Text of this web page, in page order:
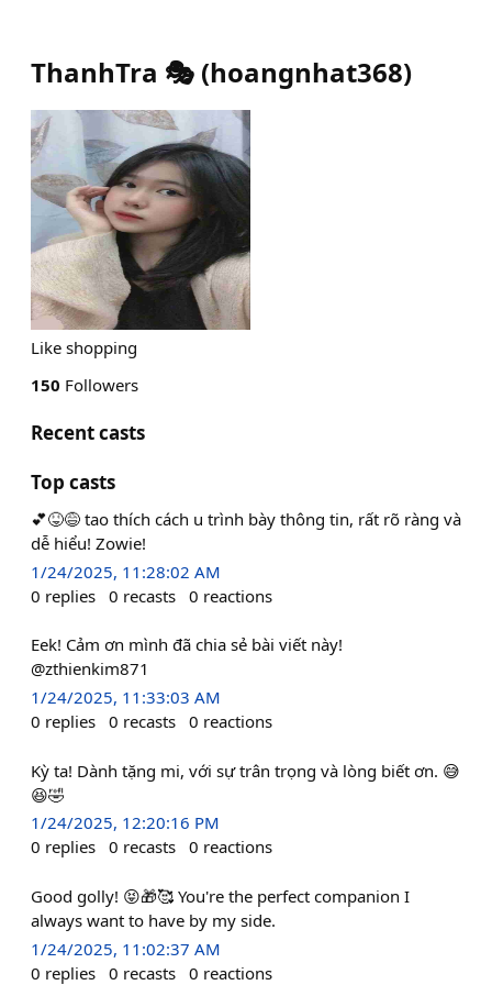
ThanhTra 🎭 (hoangnhat368)
Like shopping
150 Followers
Recent casts
Top casts
💕😝😅 tao thích cách u trình bày thông tin, rất rõ ràng và
dễ hiểu! Zowie!
1/24/2025, 11:28:02 AM
0 replies 0 recasts 0 reactions
Eek! Cảm ơn mình đã chia sẻ bài viết này!
@zthienkim871
1/24/2025, 11:33:03 AM
0 replies 0 recasts 0 reactions
Kỳ ta! Dành tặng mi, với sự trân trọng và lòng biết ơn. 😅
😆🤣
1/24/2025, 12:20:16 PM
0 replies 0 recasts 0 reactions
Good golly! 😝🎁🥰 You're the perfect companion I
always want to have by my side.
1/24/2025, 11:02:37 AM
0 replies 0 recasts 0 reactions